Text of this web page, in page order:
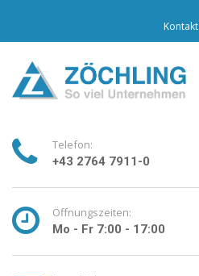
Kontakt
Telefon:
+43 2764 7911-0
Öffnungszeiten:
Mo - Fr 7:00 - 17:00